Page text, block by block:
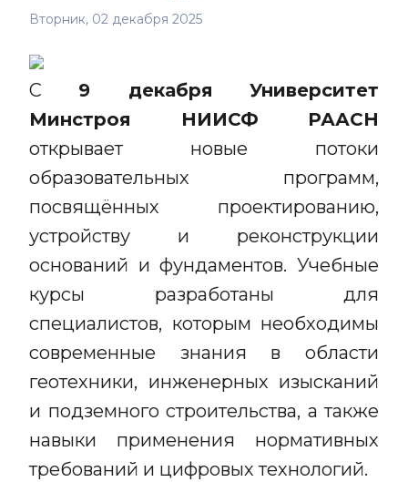
Вторник, 02 декабря 2025
С 9 декабря
Университет
Минстроя НИИСФ РААСН
открывает новые потоки
образовательных программ,
посвящённых проектированию,
устройству и реконструкции
оснований и фундаментов. Учебные
курсы разработаны для
специалистов, которым необходимы
современные знания в области
геотехники, инженерных изысканий
и подземного строительства, а также
навыки применения нормативных
требований и цифровых технологий.